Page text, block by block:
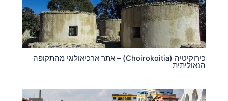
כירוקיטיה (Choirokoitia) – אתר ארכיאולוגי מהתקופה
הנאוליתית